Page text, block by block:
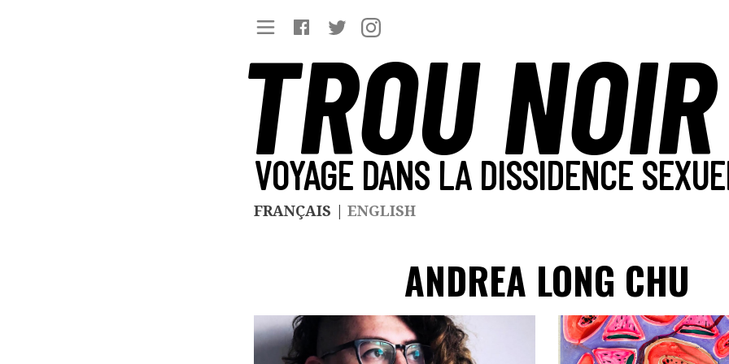
TROU NOIR
VOYAGE DANS LA DISSIDENCE
FRANÇAIS | ENGLISH
ANDREA LONG CHU